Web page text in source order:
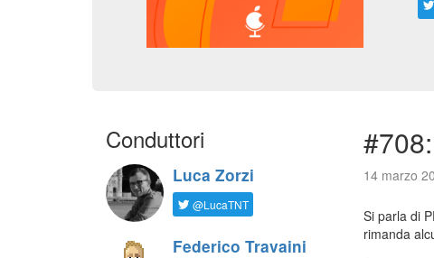
Conduttori
Luca Zorzi
@LucaTNT
Federico Travaini
14 marzo
Si parla di
rimanda